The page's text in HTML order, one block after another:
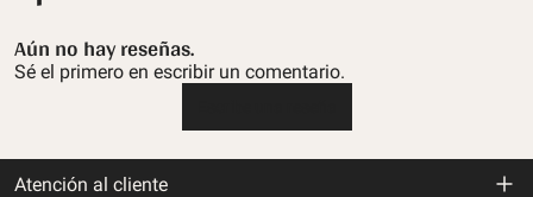
Aún no hay reseñas.
Sé el primero en escribir un comentario.
Atención al cliente